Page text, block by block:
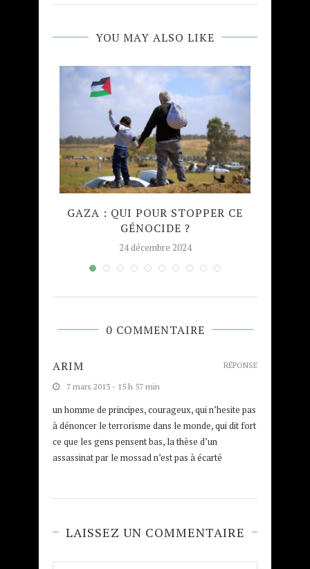
YOU MAY ALSO LIKE
GAZA : QUI POUR STOPPER CE
GÉNOCIDE ?
24 décembre 2024
0 COMMENTAIRE
ARIM
7 mars 2013 - 15 h 57 min
un homme de principes, courageux, qui n’hesite pas
à dénoncer le terrorisme dans le monde, qui dit fort
ce que les gens pensent bas, la thèse d’un
assassinat par le mossad n’est pas à écarté
RÉPONSE
LAISSEZ UN COMMENTAIRE